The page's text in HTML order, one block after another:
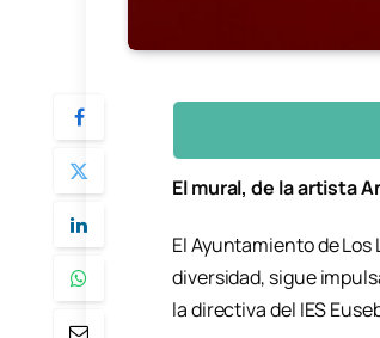
El mural, de la artista
El Ayuntamiento de
diversidad, sigue
la directiva del IES